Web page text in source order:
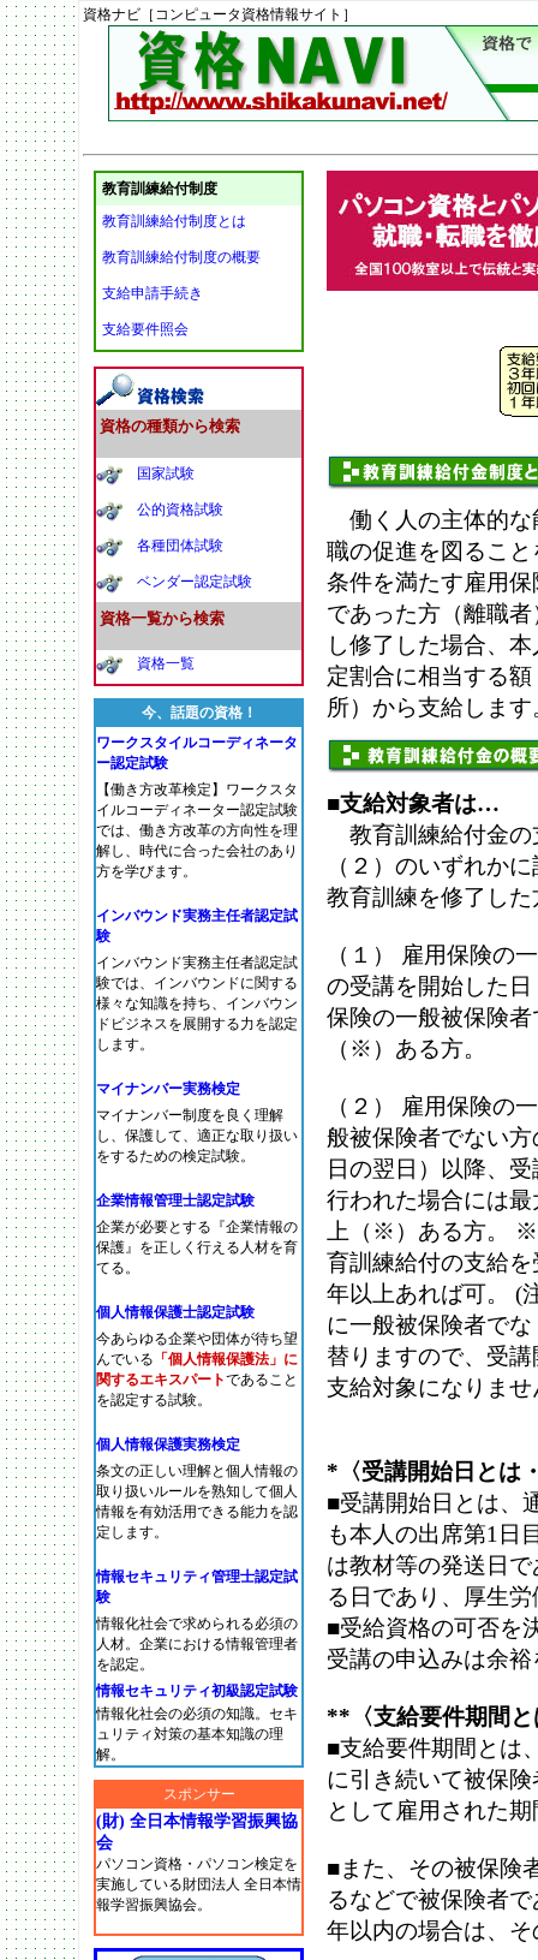
資格ナビ［コンピュータ資格情報サイト］
教育訓練給付制度
教育訓練給付制度とは
教育訓練給付制度の概要
支給申請手続き
支給要件照会
資格の種類から検索
国家試験
公的資格試験
各種団体試験
ベンダー認定試験
資格一覧から検索
資格一覧
今、話題の資格！
ワークスタイルコーディネータ
ー認定試験
【働き方改革検定】ワークスタ
イルコーディネーター認定試験
では、働き方改革の方向性を理
解し、時代に合った会社のあり
方を学びます。
インバウンド実務主任者認定試
験
インバウンド実務主任者認定試
験では、インバウンドに関する
様々な知識を持ち、インバウン
ドビジネスを展開する力を認定
します。
マイナンバー実務検定
マイナンバー制度を良く理解
し、保護して、適正な取り扱い
をするための検定試験。
企業情報管理士認定試験
企業が必要とする『企業情報の
保護』を正しく行える人材を育
てる。
個人情報保護士認定試験
今あらゆる企業や団体が待ち望
んでいる 「個人情報保護法」に
関するエキスパートであること
を認定する試験。
個人情報保護実務検定
条文の正しい理解と個人情報の
取り扱いルールを熟知して個人
情報を有効活用できる能力を認
定します。
情報セキュリティ管理士認定試
験
情報化社会で求められる必須の
人材。企業における情報管理者
を認定。
情報セキュリティ初級認定試験
情報化社会の必須の知識。セキ
ュリティ対策の基本知識の理
解。
スポンサー
(財) 全日本情報学習振興協
会
パソコン資格・パソコン検定を
実施している財団法人 全日本情
報学習振興協会。
働く人の主体的な
職の促進を図るこ
条件を満たす雇用
であった方（離職
し修了した場合、
定割合に相当する
所）から支給します
■支給対象者は…
教育訓練給付金の
（２）のいずれか
教育訓練を修了し
（１） 雇用保険の
の受講を開始した
保険の一般被保険
（※）ある方。
（２） 雇用保険の
般被保険者でない
日の翌日）以降、
行われた場合には
上（※）ある方。
育訓練給付の支給
年以上あれば可。 (
に一般被保険者で
替りますので、受
支給対象になりませ
*〈受講開始日とは
■受講開始日とは、
も本人の出席第1日
は教材等の発送日
る日であり、厚生
■受給資格の可否を
受講の申込みは余
**〈支給要件期間
■支給要件期間とは
に引き続いて被保
として雇用された
■また、その被保険
るなどで被保険者
年以内の場合は、